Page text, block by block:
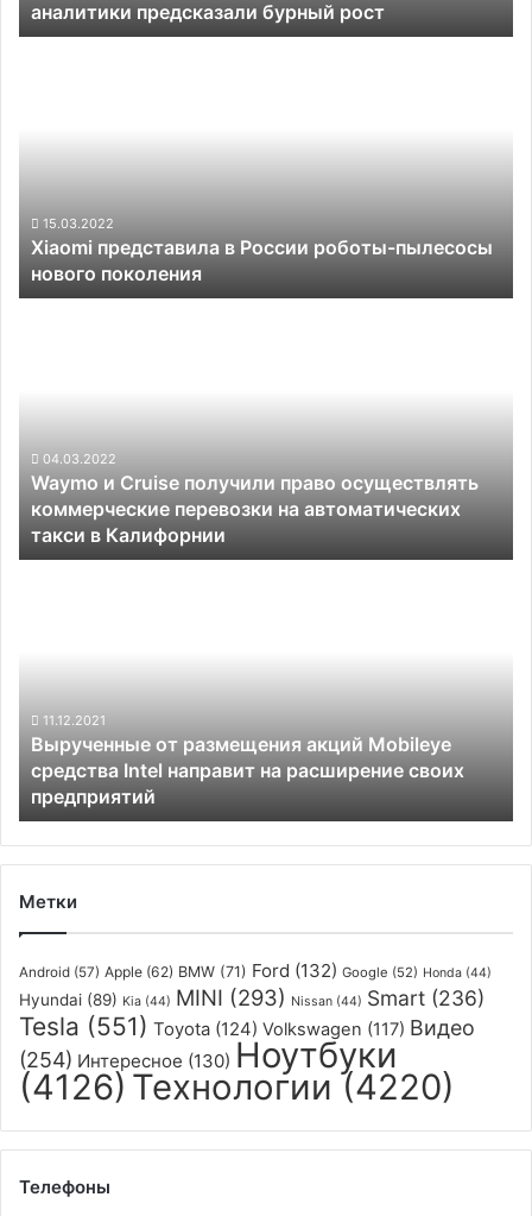
аналитики предсказали бурный рост
поколения
15.03.2022
Xiaomi представила в России роботы-пылесосы
нового поколения
коммерческие
перевозки
на
автоматических
такси
04.03.2022
Waymo и Cruise получили право осуществлять
коммерческие перевозки на автоматических
такси в Калифорнии
Intel
направит
на
расширение
своих
предприятий
11.12.2021
Вырученные от размещения акций Mobileye
средства Intel направит на расширение своих
предприятий
Метки
Android (57) Apple (62) BMW (71) Ford (132) Google (52) Honda (44)
Hyundai (89) Kia (44) MINI (293) Nissan (44) Smart (236)
Tesla (551) Toyota (124) Volkswagen (117) Видео
(254) Интересное (130) Ноутбуки
(4126) Технологии (4220)
Телефоны